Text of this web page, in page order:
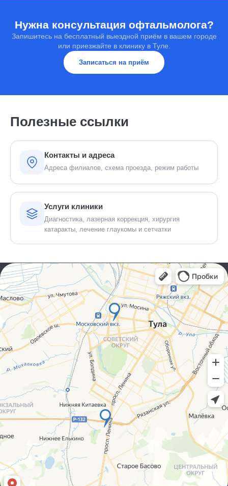
Нужна консультация офтальмолога?
Запишитесь на бесплатный выездной приём в вашем городе
или приезжайте в клинику в Туле.
Записаться на приём
Полезные ссылки
Контакты и адреса
Адреса филиалов, схема проезда, режим работы
Услуги клиники
Диагностика, лазерная коррекция, хирургия
катаракты, лечение глаукомы и сетчатки